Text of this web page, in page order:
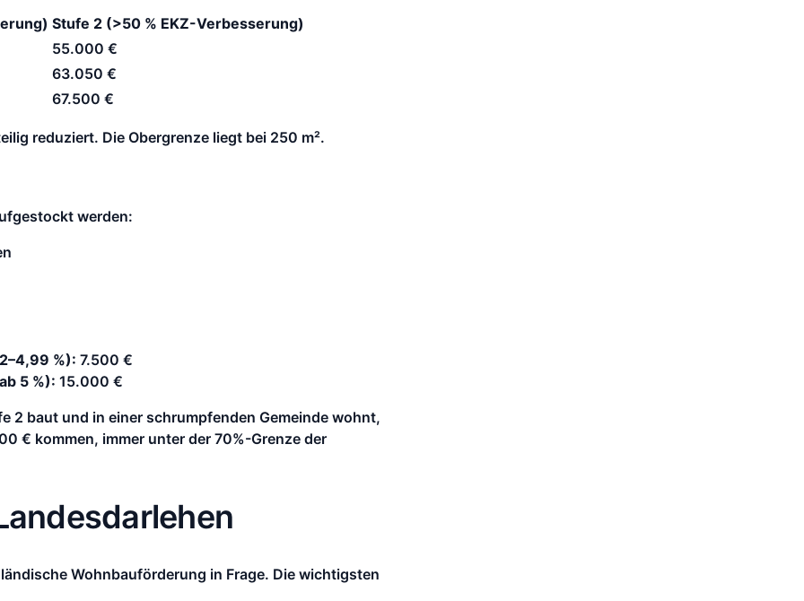
Stufe 2 (>50 % EKZ-Verbesserung)
55.000 €
63.050 €
67.500 €
reduziert. Die Obergrenze liegt bei 250 m².
werden:
%): 7.500 €
5 %): 15.000 €
2 baut und in einer schrumpfenden Gemeinde wohnt,
€ kommen, immer unter der 70%-Grenze der
Wohnbauförderung in Frage. Die wichtigsten